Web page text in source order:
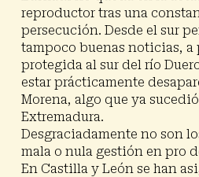
reproductor tras una
persecución. Desde el sur
tampoco buenas noticias, a
protegida al sur del río
estar prácticamente
Morena, algo que ya
Extremadura.
Desgraciadamente no son
mala o nula gestión en pro
En Castilla y León se han